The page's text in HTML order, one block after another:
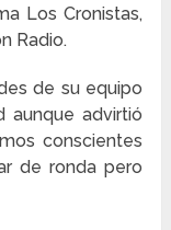
Los Cronistas,
Radio.
de su equipo
aunque advirtió
conscientes
de ronda pero